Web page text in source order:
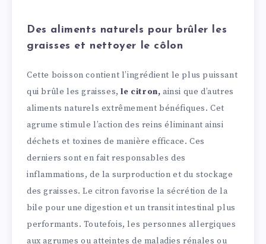
Des aliments naturels pour brûler les
graisses et nettoyer le côlon
Cette boisson contient l’ingrédient le plus puissant
qui brûle les graisses,le citron,ainsi que d’autres
aliments naturels extrêmement bénéfiques. Cet
agrume stimule l’action des reins éliminant ainsi
déchets et toxines de manière efficace. Ces
derniers sont en fait responsables des
inflammations, de la surproduction et du stockage
des graisses. Le citron favorise la sécrétion de la
bile pour une digestion et un transit intestinal plus
performants. Toutefois, les personnes allergiques
aux agrumes ou atteintes de maladies rénales ou